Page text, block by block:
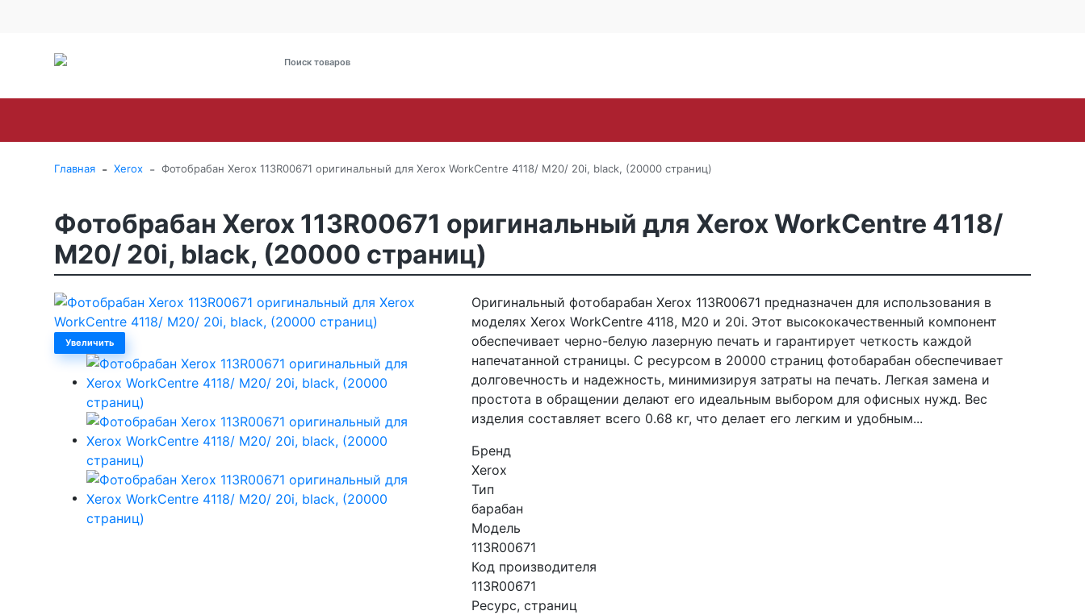
Главная - Xerox - Фотобрабан Xerox 113R00671 оригинальный для Xerox WorkCentre 4118/ M20/ 20i, black, (20000 страниц)
Фотобрабан Xerox 113R00671 оригинальный для Xerox WorkCentre 4118/
M20/ 20i, black, (20000 страниц)
Увеличить
Оригинальный фотобарабан Xerox 113R00671 предназначен для использования в
моделях Xerox WorkCentre 4118, M20 и 20i. Этот высококачественный компонент
обеспечивает черно-белую лазерную печать и гарантирует четкость каждой
напечатанной страницы. С ресурсом в 20000 страниц фотобарабан обеспечивает
долговечность и надежность, минимизируя затраты на печать. Легкая замена и
простота в обращении делают его идеальным выбором для офисных нужд. Вес
изделия составляет всего 0.68 кг, что делает его легким и удобным...
Бренд
Xerox
Тип
барабан
Модель
113R00671
Код производителя
113R00671
Ресурс, страниц